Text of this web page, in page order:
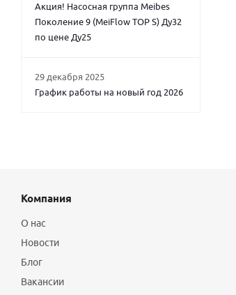
Акция! Насосная группа Meibes
Поколение 9 (MeiFlow TOP S) Ду32
по цене Ду25
29 декабря 2025
График работы на новый год 2026
Компания
О нас
Новости
Блог
Вакансии